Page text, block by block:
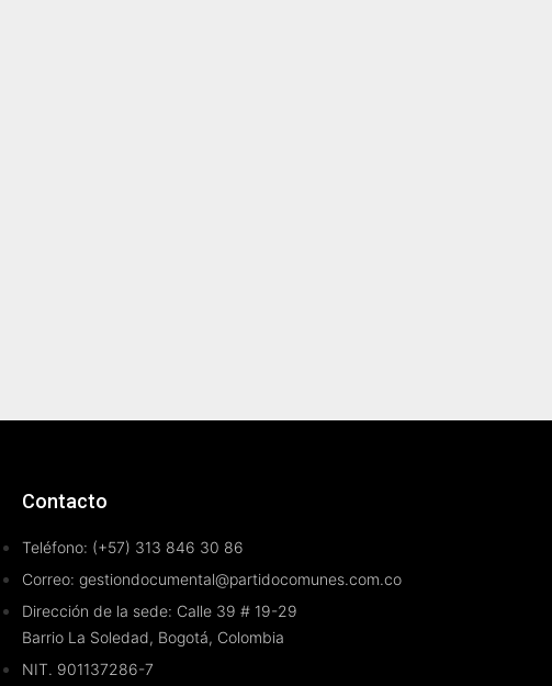
Contacto
Teléfono: (+57) 313 846 30 86
Correo: gestiondocumental@partidocomunes.com.co
Dirección de la sede: Calle 39 # 19-29
Barrio La Soledad, Bogotá, Colombia
NIT. 901137286-7